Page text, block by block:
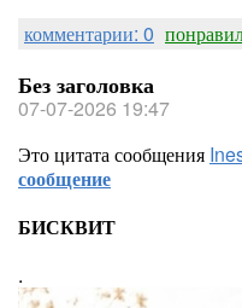
комментарии: 0
Без заголовка
07-07-2026 19:47
Это цитата сообщения
сообщение
БИСКВИТ
.